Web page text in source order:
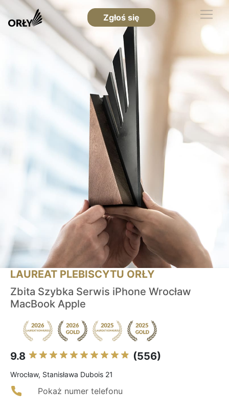
Zgłoś się
LAUREAT PLEBISCYTU ORŁY
Zbita Szybka Serwis iPhone Wrocław
MacBook Apple
9.8 (556)
Wrocław, Stanisława Dubois 21
Pokaż numer telefonu